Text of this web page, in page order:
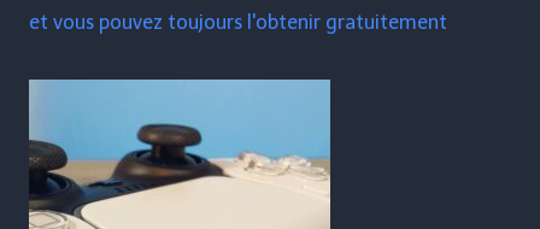
et vous pouvez toujours l'obtenir gratuitement